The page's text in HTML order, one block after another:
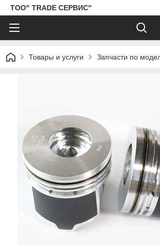
ТОО" TRADE СЕРВИС"
Товары и услуги Запчасти по